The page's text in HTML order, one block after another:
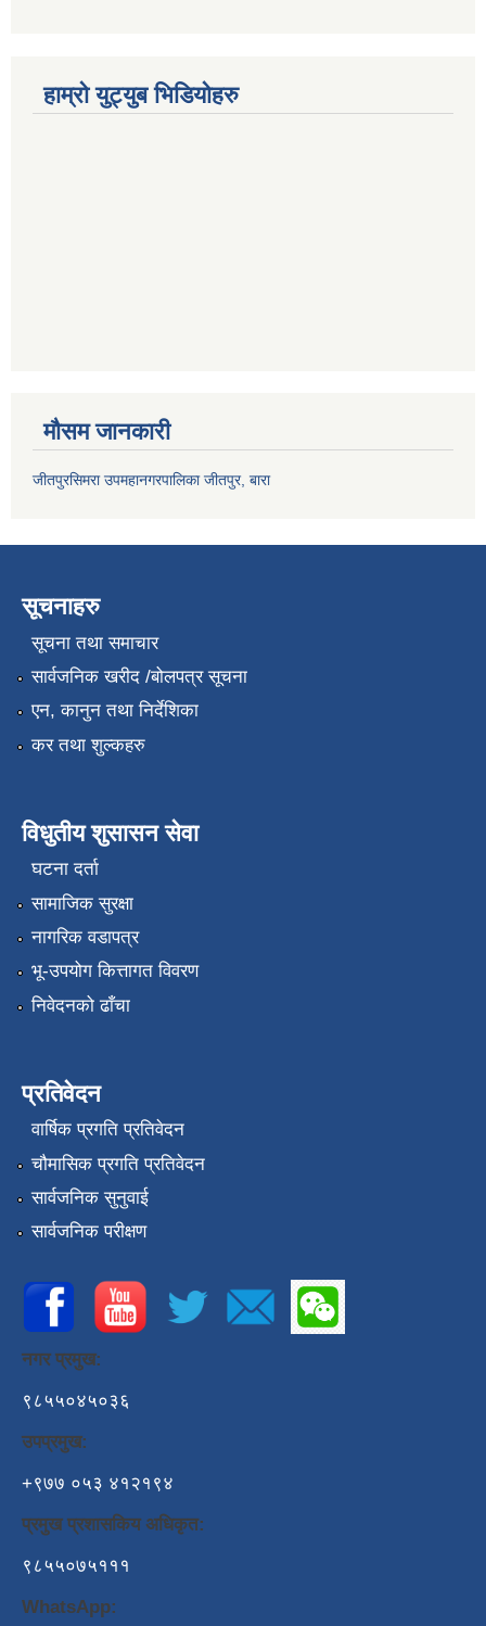
हाम्रो युट्युब भिडियोहरु
मौसम जानकारी
जीतपुरसिमरा उपमहानगरपालिका जीतपुर, बारा
सूचनाहरु
सूचना तथा समाचार
सार्वजनिक खरीद /बोलपत्र सूचना
एन, कानुन तथा निर्देशिका
कर तथा शुल्कहरु
विधुतीय शुसासन सेवा
घटना दर्ता
सामाजिक सुरक्षा
नागरिक वडापत्र
भू-उपयोग कित्तागत विवरण
निवेदनको ढाँचा
प्रतिवेदन
वार्षिक प्रगति प्रतिवेदन
चौमासिक प्रगति प्रतिवेदन
सार्वजनिक सुनुवाई
सार्वजनिक परीक्षण
नगर प्रमुख:
९८५५०४५०३६
उपप्रमुख:
+९७७ ०५३ ४१२१९४
प्रमुख प्रशासकिय अधिकृत:
९८५५०७५१११
WhatsApp: